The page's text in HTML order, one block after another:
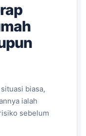
biasa,
ialah
sebelum